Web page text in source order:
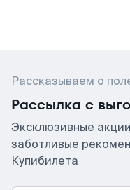
Рассказываем о
Рассылка с
Эксклюзивные
заботливые
Купибилета